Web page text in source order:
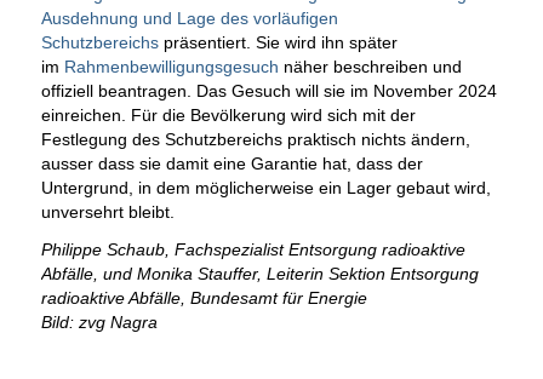
Ausdehnung und Lage des vorläufigen
Schutzbereichspräsentiert. Sie wird ihn später
im Rahmenbewilligungsgesuch näher beschreiben und
offiziell beantragen. Das Gesuch will sie im November 2024
einreichen. Für die Bevölkerung wird sich mit der
Festlegung des Schutzbereichs praktisch nichts ändern,
ausser dass sie damit eine Garantie hat, dass der
Untergrund, in dem möglicherweise ein Lager gebaut wird,
unversehrt bleibt.
Philippe Schaub, Fachspezialist Entsorgung radioaktive
Abfälle, und Monika Stauffer, Leiterin Sektion Entsorgung
radioaktive Abfälle, Bundesamt für Energie
Bild: zvg Nagra